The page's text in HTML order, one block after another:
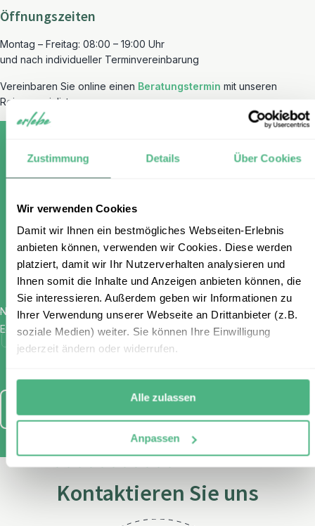
Zustimmung Details Über Cookies
Wir verwenden Cookies
Damit wir Ihnen ein bestmögliches Webseiten-Erlebnis
anbieten können, verwenden wir Cookies. Diese werden
platziert, damit wir Ihr Nutzerverhalten analysieren und
Ihnen somit die Inhalte und Anzeigen anbieten können, die
Sie interessieren. Außerdem geben wir Informationen zu
Ihrer Verwendung unserer Webseite an Drittanbieter (z.B.
soziale Medien) weiter. Sie können Ihre Einwilligung
jederzeit ändern oder widerrufen.
Alle zulassen
Anpassen
Öffnungszeiten
Montag – Freitag: 08:00 – 19:00 Uhr
und nach individueller Terminvereinbarung
Vereinbaren Sie online einen Beratungstermin mit unseren
Reisespezialisten.
kostenlosen Newsletter an und
erhalten Sie einen 100 €
Gutschein
Name *
E-Mail *
Ich habe die Bestimmungen zumDatenschutzgelesen und
stimme diesen zu.
Kontaktieren Sie uns